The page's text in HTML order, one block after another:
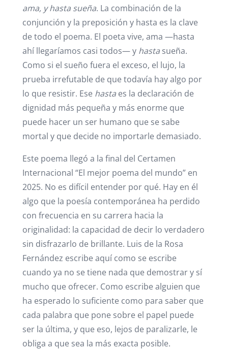
ama, y hasta sueña. La combinación de la
conjunción y la preposición y hasta es la clave
de todo el poema. El poeta vive, ama —hasta
ahí llegaríamos casi todos— y hasta sueña.
Como si el sueño fuera el exceso, el lujo, la
prueba irrefutable de que todavía hay algo por
lo que resistir. Ese hasta es la declaración de
dignidad más pequeña y más enorme que
puede hacer un ser humano que se sabe
mortal y que decide no importarle demasiado.
Este poema llegó a la final del Certamen
Internacional “El mejor poema del mundo” en
2025. No es difícil entender por qué. Hay en él
algo que la poesía contemporánea ha perdido
con frecuencia en su carrera hacia la
originalidad: la capacidad de decir lo verdadero
sin disfrazarlo de brillante. Luis de la Rosa
Fernández escribe aquí como se escribe
cuando ya no se tiene nada que demostrar y sí
mucho que ofrecer. Como escribe alguien que
ha esperado lo suficiente como para saber que
cada palabra que pone sobre el papel puede
ser la última, y que eso, lejos de paralizarle, le
obliga a que sea la más exacta posible.